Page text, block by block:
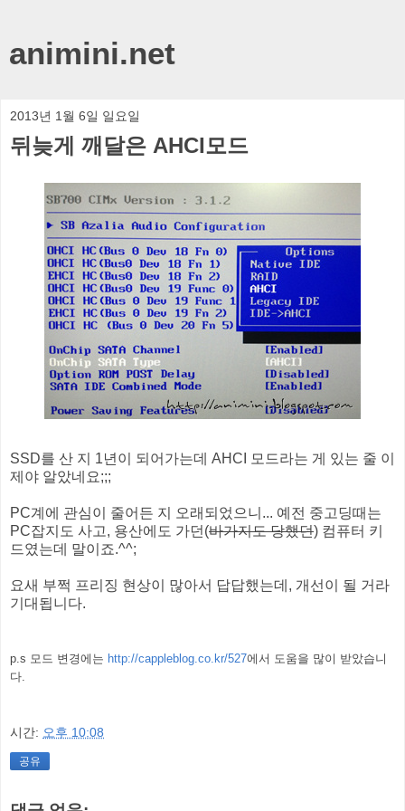
animini.net
2013년 1월 6일 일요일
뒤늦게 깨달은 AHCI모드
SSD를 산 지 1년이 되어가는데 AHCI 모드라는 게 있는 줄 이
제야 알았네요;;;
PC계에 관심이 줄어든 지 오래되었으니... 예전 중고딩때는
PC잡지도 사고, 용산에도 가던(바가지도 당했던) 컴퓨터 키
드였는데 말이죠.^^;
요새 부쩍 프리징 현상이 많아서 답답했는데, 개선이 될 거라
기대됩니다.
p.s 모드 변경에는 http://cappleblog.co.kr/527에서 도움을 많이 받았습니
다.
시간: 오후 10:08
공유